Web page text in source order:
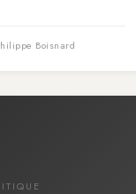
Boisnard